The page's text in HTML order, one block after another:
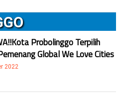
Probolinggo Terpilih
Global We Love Cities
2022